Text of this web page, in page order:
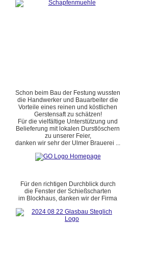
Schon beim Bau der Festung wussten
die Handwerker und Bauarbeiter die
Vorteile eines reinen und köstlichen
Gerstensaft zu schätzen!
Für die vielfältige Unterstützung und
Belieferung mit lokalen Durstlöschern
zu unserer Feier,
danken wir sehr der Ulmer Brauerei ...
Für den richtigen Durchblick durch
die Fenster der Schießscharten
im Blockhaus, danken wir der Firma